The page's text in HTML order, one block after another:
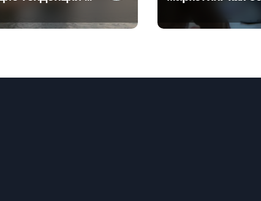
и
стратегии